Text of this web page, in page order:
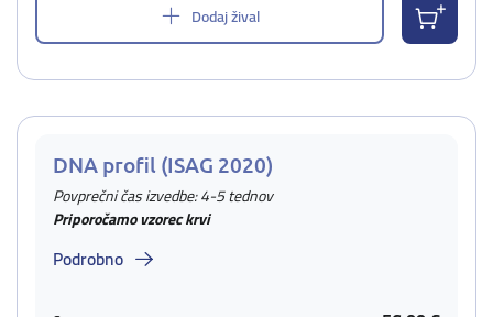
Dodaj žival
DNA profil (ISAG 2020)
Povprečni čas izvedbe: 4-5 tednov
Priporočamo vzorec krvi
Podrobno